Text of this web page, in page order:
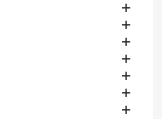






